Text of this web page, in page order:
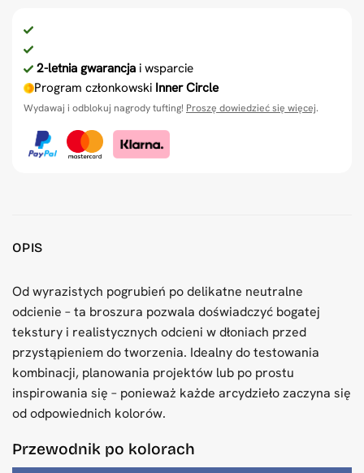
2-letnia gwarancja i wsparcie
Program członkowski Inner Circle
Wydawaj i odblokuj nagrody tufting! Proszę dowiedzieć się więcej.
OPIS
Od wyrazistych pogrubień po delikatne neutralne
odcienie – ta broszura pozwala doświadczyć bogatej
tekstury i realistycznych odcieni w dłoniach przed
przystąpieniem do tworzenia. Idealny do testowania
kombinacji, planowania projektów lub po prostu
inspirowania się – ponieważ każde arcydzieło zaczyna się
od odpowiednich kolorów.
Przewodnik po kolorach